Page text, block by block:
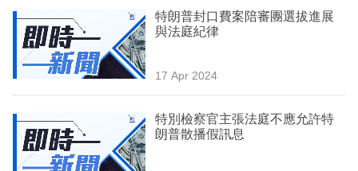
特朗普封口費案陪審團選拔進展
與法庭紀律
17 Apr 2024
特別檢察官主張法庭不應允許特
朗普散播假訊息